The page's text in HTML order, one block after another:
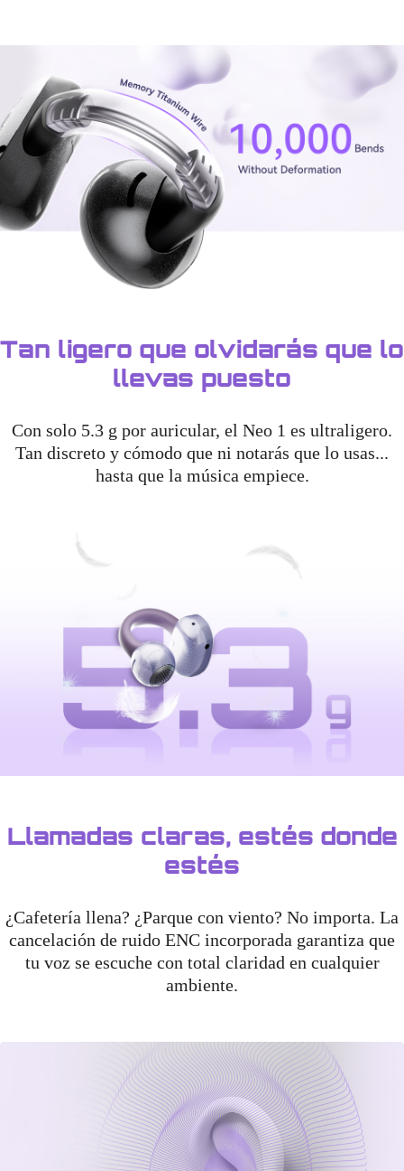
Tan ligero que olvidarás que lo
llevas puesto
Con solo 5.3 g por auricular, el Neo 1 es ultraligero.
Tan discreto y cómodo que ni notarás que lo usas...
hasta que la música empiece.
Llamadas claras, estés donde
estés
¿Cafetería llena? ¿Parque con viento? No importa. La
cancelación de ruido ENC incorporada garantiza que
tu voz se escuche con total claridad en cualquier
ambiente.